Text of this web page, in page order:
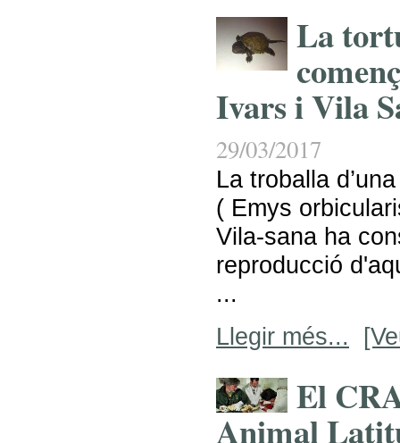
La
Ivars i Vila
29/03/2017
La troballa
( Emys
Vila-sana ha
reproducció
...
Llegir més...
El
Animal